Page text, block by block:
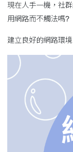
現在人手一機，社
用網路而不觸法嗎?
建立良好的網路環